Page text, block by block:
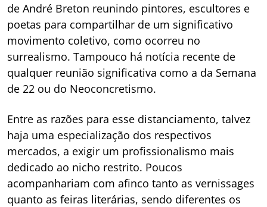
de André Breton reunindo pintores, escultores e
poetas para compartilhar de um significativo
movimento coletivo, como ocorreu no
surrealismo. Tampouco há notícia recente de
qualquer reunião significativa como a da Semana
de 22 ou do Neoconcretismo.
Entre as razões para esse distanciamento, talvez
haja uma especialização dos respectivos
mercados, a exigir um profissionalismo mais
dedicado ao nicho restrito. Poucos
acompanhariam com afinco tanto as vernissages
quanto as feiras literárias, sendo diferentes os